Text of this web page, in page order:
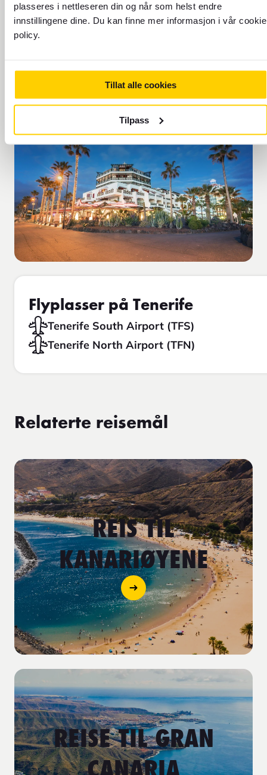
plasseres i nettleseren din og når som helst endre
innstillingene dine. Du kan finne mer informasjon i vår cookie
policy.
Tillat alle cookies
Tilpass
TIDSSONE: UTC+0
Flyplasser på Tenerife
Tenerife South Airport (TFS)
Tenerife North Airport (TFN)
Relaterte reisemål
REIS TIL
KANARIØYENE
REISE TIL GRAN